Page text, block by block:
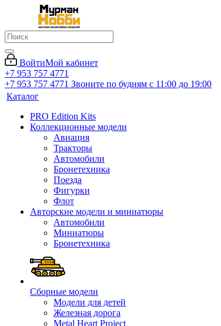
ВойтиМой кабинет
+7 953 757 4771
+7 953 757 4771 Звоните по будням с 11:00 до 19:00
Каталог
PRO Edition Kits
Коллекционные модели
Авиация
Тракторы
Автомобили
Бронетехника
Поезда
Фигурки
Флот
Авторские модели и миниатюры
Автомобили
Миниатюры
Бронетехника
Сборные модели
Модели для детей
Железная дорога
Metal Heart Project